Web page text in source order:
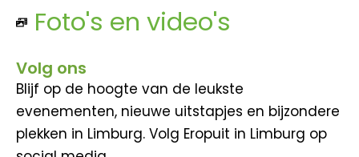
Foto's en video's
Volg ons
Blijf op de hoogte van de leukste
evenementen, nieuwe uitstapjes en bijzondere
plekken in Limburg. Volg Eropuit in Limburg op